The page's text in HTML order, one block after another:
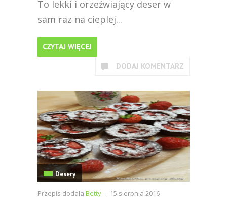
To lekki i orzeźwiający deser w
sam raz na cieplej...
CZYTAJ WIĘCEJ
DODAJ KOMENTARZ
Desery
Przepis dodała Betty - 15 sierpnia 2016